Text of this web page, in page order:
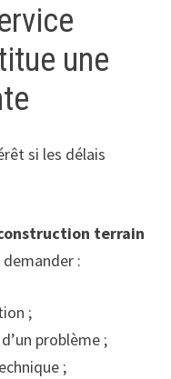
une
si les délais
terrain
:
;
problème ;
;